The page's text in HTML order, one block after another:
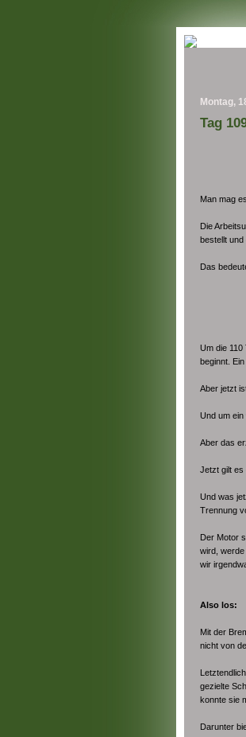
Montag,
Tag
Man mag
Die
bestellt und
Das
Um die
beginnt.
Aber jetzt
Und um ein
Aber das
Jetzt gilt es
Und was
Trennung
Der Motor
wird,
wir
Also los:
Mit der
nicht von
gezielte
konnte sie
Darunter